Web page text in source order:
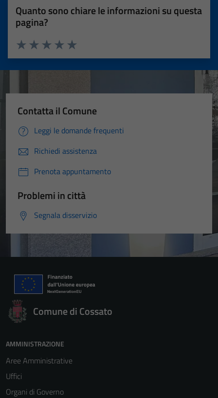
Quanto sono chiare le informazioni su questa
pagina?
Valuta 5 stelle su 5
Valuta 4 stelle su 5
Valuta 3 stelle su 5
Valuta 2 stelle su 5
Valuta 1 stelle su 5
Contatta il Comune
Leggi le domande frequenti
Richiedi assistenza
Prenota appuntamento
Problemi in città
Segnala disservizio
Comune di Cossato
AMMINISTRAZIONE
Aree Amministrative
Uffici
Organi di Governo